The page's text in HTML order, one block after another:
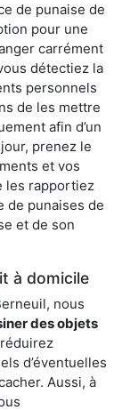
de punaise de
pour une
carrément
détectiez la
personnels
de les mettre
afin d’un
prenez le
et vos
les rapportiez
de punaises de
et de son
à domicile
nous
des objets
d’éventuelles
Aussi, à